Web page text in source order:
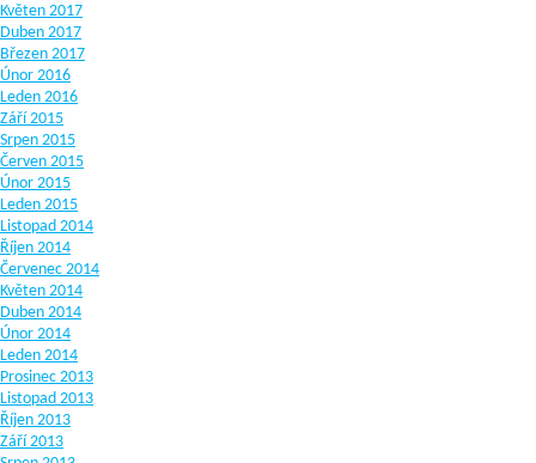
Květen 2017
Duben 2017
Březen 2017
Únor 2016
Leden 2016
Září 2015
Srpen 2015
Červen 2015
Únor 2015
Leden 2015
Listopad 2014
Říjen 2014
Červenec 2014
Květen 2014
Duben 2014
Únor 2014
Leden 2014
Prosinec 2013
Listopad 2013
Říjen 2013
Září 2013